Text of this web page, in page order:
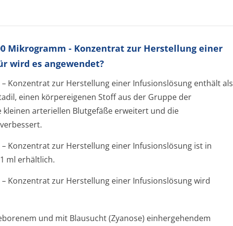
Mikrogramm - Konzentrat zur Herstellung einer
wird es angewendet?
– Konzentrat zur Herstellung einer Infusionslösung enthält als
einen körpereigenen Stoff aus der Gruppe der
kleinen arteriellen Blutgefäße erweitert und die
Konzentrat zur Herstellung einer Infusionslösung ist in
ml erhältlich.
– Konzentrat zur Herstellung einer Infusionslösung wird
und mit Blausucht (Zyanose) einhergehendem